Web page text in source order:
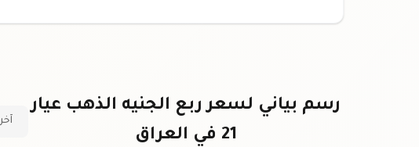
رسم بياني لسعر ربع الجنيه الذهب عيار
21 في العراق
آخر 6 أشهر